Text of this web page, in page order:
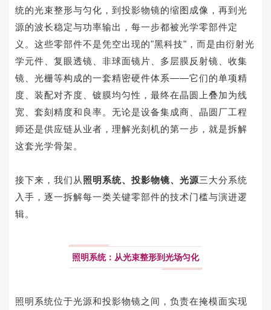
统的光束整形与匀化，到投影物镜的缩图成像，再到光
源的波长稳定与功率输出，每一步都被光学零部件定
义。这些零部件不是凭空出现的"黑科技"，而是由衍射光
学元件、复眼透镜、非球面镜片、多层膜反射镜、 收集
镜 、光栅等构成的一套精密硬件体系——它们的单项精
度、装配对齐度、镀膜均匀性，最终在晶圆上叠加为线
宽、套刻精度和良率。无论是设备集成商、晶圆厂工程
师还是供应链从业者，理解光刻机的第一步，就是拆解
这套光学骨架。
接下来，我们从 照明系统、投影物镜、光源三大分系统
入手，逐一拆解每一类关键零部件的技术门槛与演进逻
辑。
照明系统：从光束整形到光场匀化
照明系统位于光源和投影物镜之间，负责在掩模面实现